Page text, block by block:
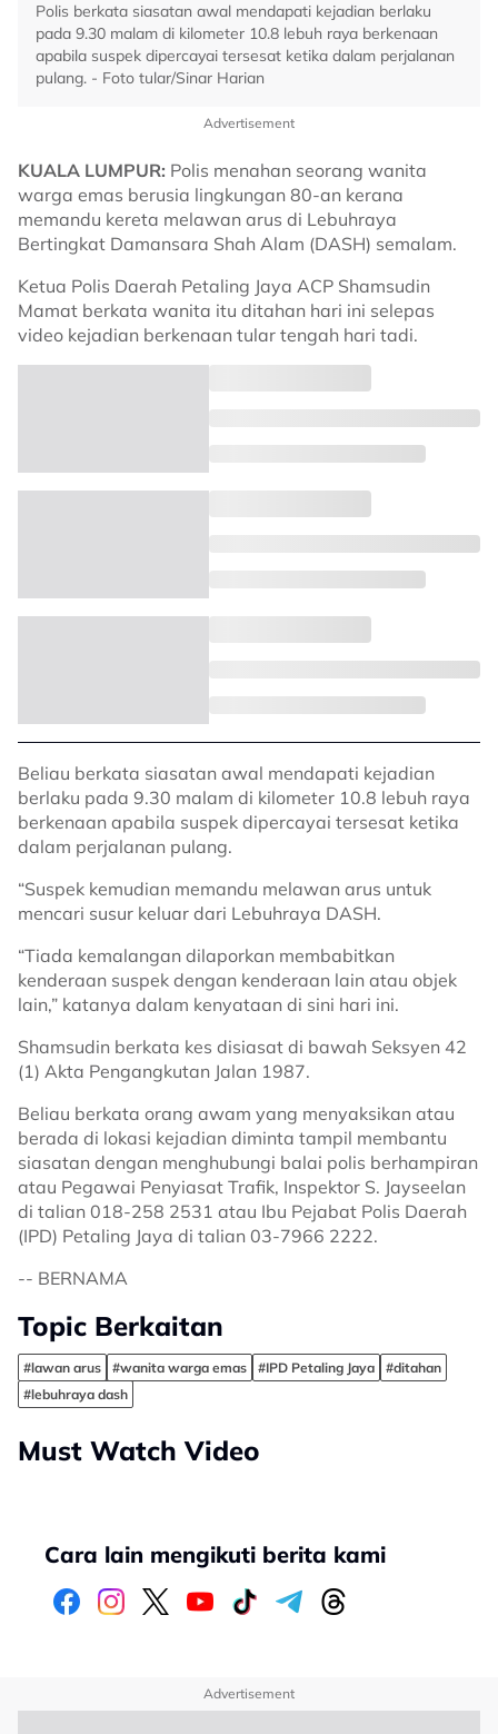
Polis berkata siasatan awal mendapati kejadian berlaku
pada 9.30 malam di kilometer 10.8 lebuh raya berkenaan
apabila suspek dipercayai tersesat ketika dalam perjalanan
pulang. - Foto tular/Sinar Harian
Advertisement
KUALA LUMPUR: Polis menahan seorang wanita
warga emas berusia lingkungan 80-an kerana
memandu kereta melawan arus di Lebuhraya
Bertingkat Damansara Shah Alam (DASH) semalam.
Ketua Polis Daerah Petaling Jaya ACP Shamsudin
Mamat berkata wanita itu ditahan hari ini selepas
video kejadian berkenaan tular tengah hari tadi.
Beliau berkata siasatan awal mendapati kejadian
berlaku pada 9.30 malam di kilometer 10.8 lebuh raya
berkenaan apabila suspek dipercayai tersesat ketika
dalam perjalanan pulang.
“Suspek kemudian memandu melawan arus untuk
mencari susur keluar dari Lebuhraya DASH.
“Tiada kemalangan dilaporkan membabitkan
kenderaan suspek dengan kenderaan lain atau objek
lain,” katanya dalam kenyataan di sini hari ini.
Shamsudin berkata kes disiasat di bawah Seksyen 42
(1) Akta Pengangkutan Jalan 1987.
Beliau berkata orang awam yang menyaksikan atau
berada di lokasi kejadian diminta tampil membantu
siasatan dengan menghubungi balai polis berhampiran
atau Pegawai Penyiasat Trafik, Inspektor S. Jayseelan
di talian 018-258 2531 atau Ibu Pejabat Polis Daerah
(IPD) Petaling Jaya di talian 03-7966 2222.
-- BERNAMA
Topic Berkaitan
#lawan arus #wanita warga emas #IPD Petaling Jaya
#ditahan
#lebuhraya dash
Must Watch Video
Cara lain mengikuti berita kami
Advertisement